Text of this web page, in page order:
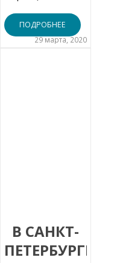
ПОДРОБНЕЕ
29 марта, 2020
В САНКТ-
ПЕТЕРБУРГЕ